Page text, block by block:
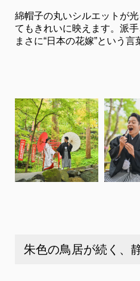
綿帽子の丸いシルエットが
てもきれいに映えます。派
まさに“日本の花嫁”という言
朱色の鳥居が続く、